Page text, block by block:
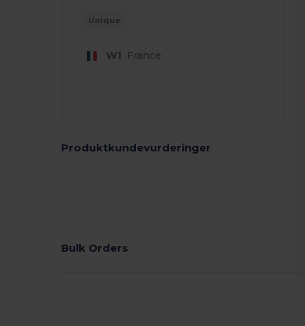
Unique
W1 France
Produktkundevurderinger
Bulk Orders